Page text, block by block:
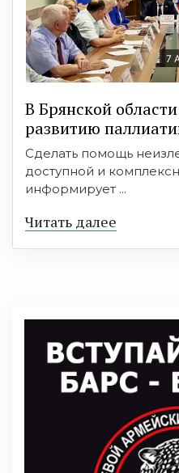
7
В Брянской
развитию
Сделать помощь
доступной и
информирует ...
Читать далее